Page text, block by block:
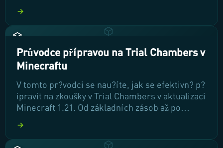
dovedností vám umožní efektivn?ji
prozkoumávat sv?t Minecraftu a zlepšit vaše
herní zážitky. Poj?me se podívat na to, jak
optimalizovat vaše ovládání!
Průvodce přípravou na Trial Chambers v
Minecraftu
V tomto pr?vodci se nau?íte, jak se efektivn? p?
ipravit na zkoušky v Trial Chambers v aktualizaci
Minecraft 1.21. Od základních zásob až po
ežít nebezpe?né situace a získat cennou ko?ist.
Poj?me se pono?it do sv?ta trik? a pastí!